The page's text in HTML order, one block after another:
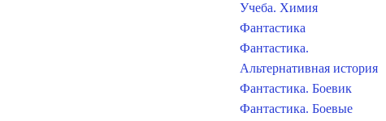
Учеба. Химия
Фантастика
Фантастика.
Альтернативная история
Фантастика. Боевик
Фантастика. Боевые